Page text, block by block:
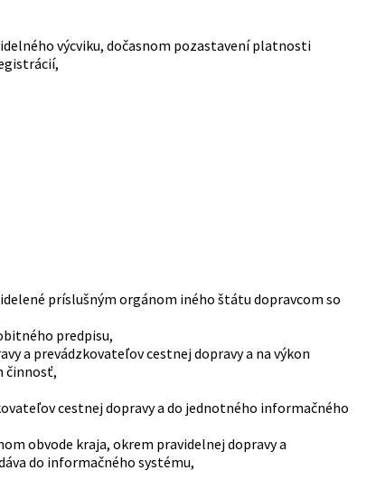
výcviku, dočasnom pozastavení platnosti
príslušným orgánom iného štátu dopravcom so
predpisu,
a prevádzkovateľov cestnej dopravy a na výkon
činnosť,
cestnej dopravy a do jednotného informačného
obvode kraja, okrem pravidelnej dopravy a
do informačného systému,